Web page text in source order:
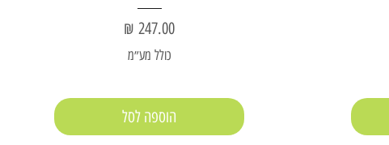
מחיר
כולל מע״מ
הוספה לסל